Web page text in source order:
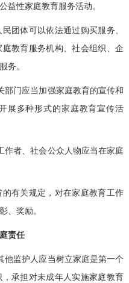
益性家庭教育服务活动。
体可以依法通过购买服务、
教育服务机构、社会组织、企
务。
部门应当加强家庭教育的宣传和
展多种形式的家庭教育宣传活
作者、社会公众人物应当在家庭
有关规定，对在家庭教育工作
、奖励。
责任
他监护人应当树立家庭是第一个
承担对未成年人实施家庭教育